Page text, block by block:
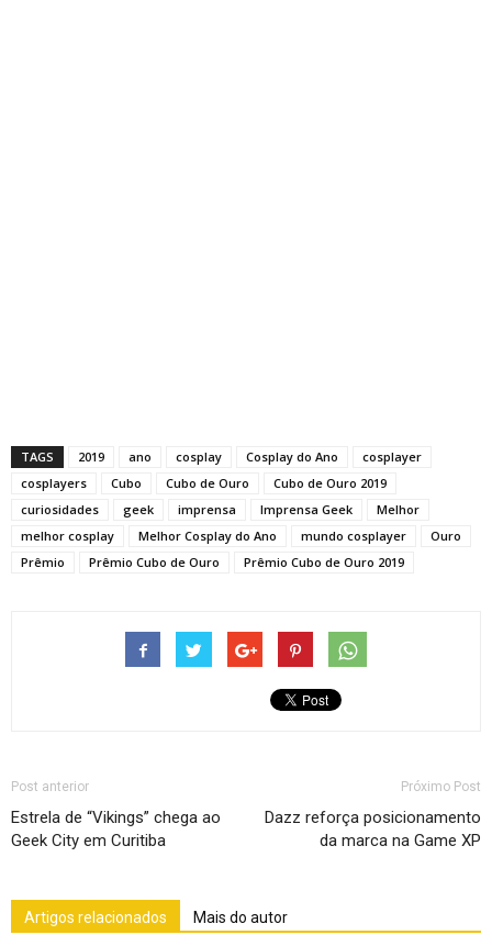
TAGS 2019 ano cosplay Cosplay do Ano
cosplayer
cosplayers
Cubo Cubo de Ouro
Cubo de Ouro 2019
curiosidades
geek imprensa Imprensa Geek
Melhor
melhor cosplay
Melhor Cosplay do Ano mundo cosplayer
Ouro
Prêmio
Prêmio Cubo de Ouro Prêmio Cubo de Ouro 2019
Post anterior
Estrela de “Vikings” chega ao
Geek City em Curitiba
Próximo Post
Dazz reforça posicionamento
da marca na Game XP
Artigos relacionados Mais do autor